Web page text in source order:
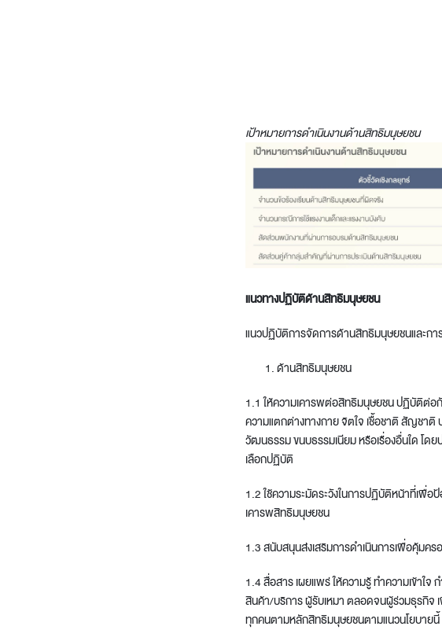
Kitchen Accessories
เป้าหมายการดำเนินงานด้านสิทธิมนุษยชน
แนวทางปฏิบัติด้านสิทธิมนุษยชน
แนวปฏิบัติการจัดการด้านสิทธิมนุษยชนและกา
ด้านสิทธิมนุษยชน
1.1 ให้ความเคารพต่อสิทธิมนุษยชน ปฏิบัติต่อกั
ความแตกต่างทางกาย จิตใจ เชื้อชาติ สัญชาติ
วัฒนธรรม ขนบธรรมเนียม หรือเรื่องอื่นใด โด
เลือกปฏิบัติ
1.2 ใช้ความระมัดระวังในการปฏิบัติหน้าที่เพื่อ
เคารพสิทธิมนุษยชน
1.3 สนับสนุนส่งเสริมการดำเนินการเพื่อคุ้มค
1.4 สื่อสาร เผยแพร่ ให้ความรู้ ทำความเข้าใ
สินค้า/บริการ ผู้รับเหมา ตลอดจนผู้ร่วมธุรกิจ
ทุกคนตามหลักสิทธิมนุษยชนตามแนวนโยบายนี้